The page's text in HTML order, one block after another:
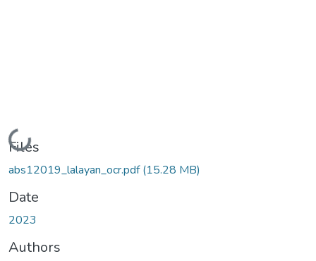
Loading...
Files
abs12019_lalayan_ocr.pdf(15.28 MB)
Date
2023
Authors